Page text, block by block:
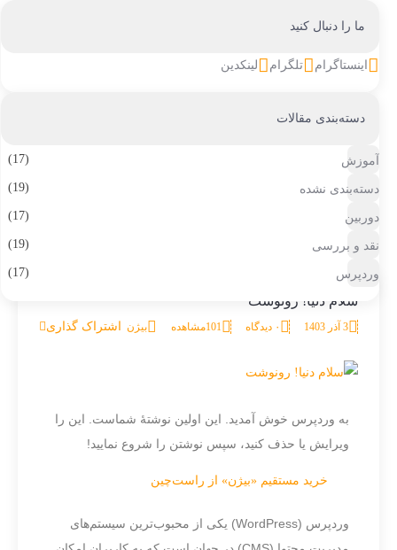
سلام رایانه
سلام دنیا! رونوشت
3 آذر 1403 ۰ دیدگاه 101مشاهده بیژن اشتراک گذاری
به وردپرس خوش آمدید. این اولین نوشتهٔ شماست. این را
ویرایش یا حذف کنید، سپس نوشتن را شروع نمایید!
خرید مستقیم «بیژن» از راست‌چین
وردپرس (WordPress) یکی از محبوب‌ترین سیستم‌های
ما را دنبال کنید
اینستاگرام تلگرام لینکدین
دسته‌بندی مقالات
آموزش (17)
دسته‌بندی نشده (19)
دوربین (17)
نقد و بررسی (19)
وردپرس (17)